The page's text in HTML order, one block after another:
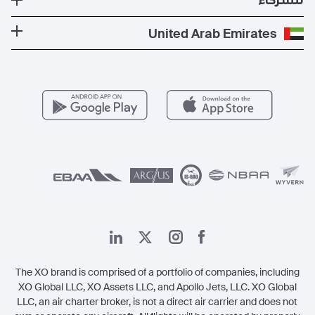
الصحة والسلامة
برنامج معادلة الكربون
عروض حصرية
الأسئلة التي يكثر طرحها
الوجهات الأكثر شعبية
كن شريكًا لنا
للمشغلين
United Arab Emirates
The XO brand is comprised of a portfolio of companies, including
XO Global LLC, XO Assets LLC, and Apollo Jets, LLC. XO Global
LLC, an air charter broker, is not a direct air carrier and does not